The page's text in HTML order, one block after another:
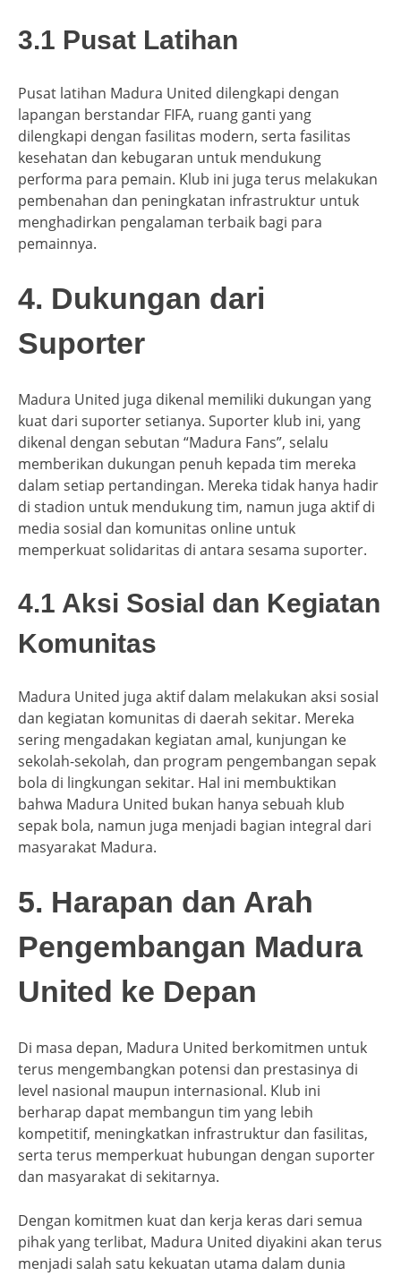
3.1 Pusat Latihan
Pusat latihan Madura United dilengkapi dengan
lapangan berstandar FIFA, ruang ganti yang
dilengkapi dengan fasilitas modern, serta fasilitas
kesehatan dan kebugaran untuk mendukung
performa para pemain. Klub ini juga terus melakukan
pembenahan dan peningkatan infrastruktur untuk
menghadirkan pengalaman terbaik bagi para
pemainnya.
4. Dukungan dari
Suporter
Madura United juga dikenal memiliki dukungan yang
kuat dari suporter setianya. Suporter klub ini, yang
dikenal dengan sebutan “Madura Fans”, selalu
memberikan dukungan penuh kepada tim mereka
dalam setiap pertandingan. Mereka tidak hanya hadir
di stadion untuk mendukung tim, namun juga aktif di
media sosial dan komunitas online untuk
memperkuat solidaritas di antara sesama suporter.
4.1 Aksi Sosial dan Kegiatan
Komunitas
Madura United juga aktif dalam melakukan aksi sosial
dan kegiatan komunitas di daerah sekitar. Mereka
sering mengadakan kegiatan amal, kunjungan ke
sekolah-sekolah, dan program pengembangan sepak
bola di lingkungan sekitar. Hal ini membuktikan
bahwa Madura United bukan hanya sebuah klub
sepak bola, namun juga menjadi bagian integral dari
masyarakat Madura.
5. Harapan dan Arah
Pengembangan Madura
United ke Depan
Di masa depan, Madura United berkomitmen untuk
terus mengembangkan potensi dan prestasinya di
level nasional maupun internasional. Klub ini
berharap dapat membangun tim yang lebih
kompetitif, meningkatkan infrastruktur dan fasilitas,
serta terus memperkuat hubungan dengan suporter
dan masyarakat di sekitarnya.
Dengan komitmen kuat dan kerja keras dari semua
pihak yang terlibat, Madura United diyakini akan terus
menjadi salah satu kekuatan utama dalam dunia